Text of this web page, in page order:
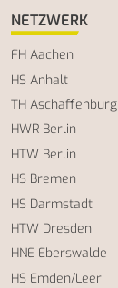
NETZWERK
FH Aachen
HS Anhalt
TH Aschaffenburg
HWR Berlin
HTW Berlin
HS Bremen
HS Darmstadt
HTW Dresden
HNE Eberswalde
HS Emden/Leer